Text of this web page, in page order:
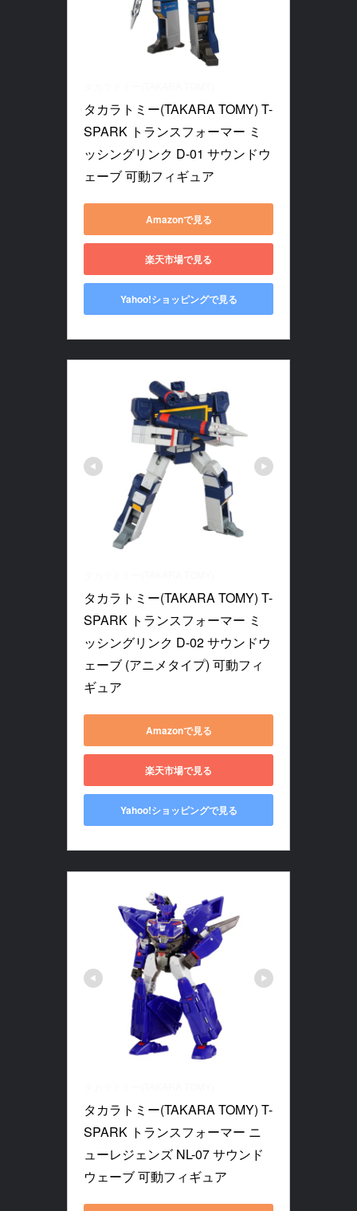
タカラトミー(TAKARA TOMY) T-
SPARK トランスフォーマー ミ
ッシングリンク D-01 サウンドウ
ェーブ 可動フィギュア
Amazonで見る
楽天市場で見る
Yahoo!ショッピングで見る
タカラトミー(TAKARA TOMY) T-
SPARK トランスフォーマー ミ
ッシングリンク D-02 サウンドウ
ェーブ (アニメタイプ) 可動フィ
ギュア
Amazonで見る
楽天市場で見る
Yahoo!ショッピングで見る
タカラトミー(TAKARA TOMY) T-
SPARK トランスフォーマー ニ
ューレジェンズ NL-07 サウンド
ウェーブ 可動フィギュア